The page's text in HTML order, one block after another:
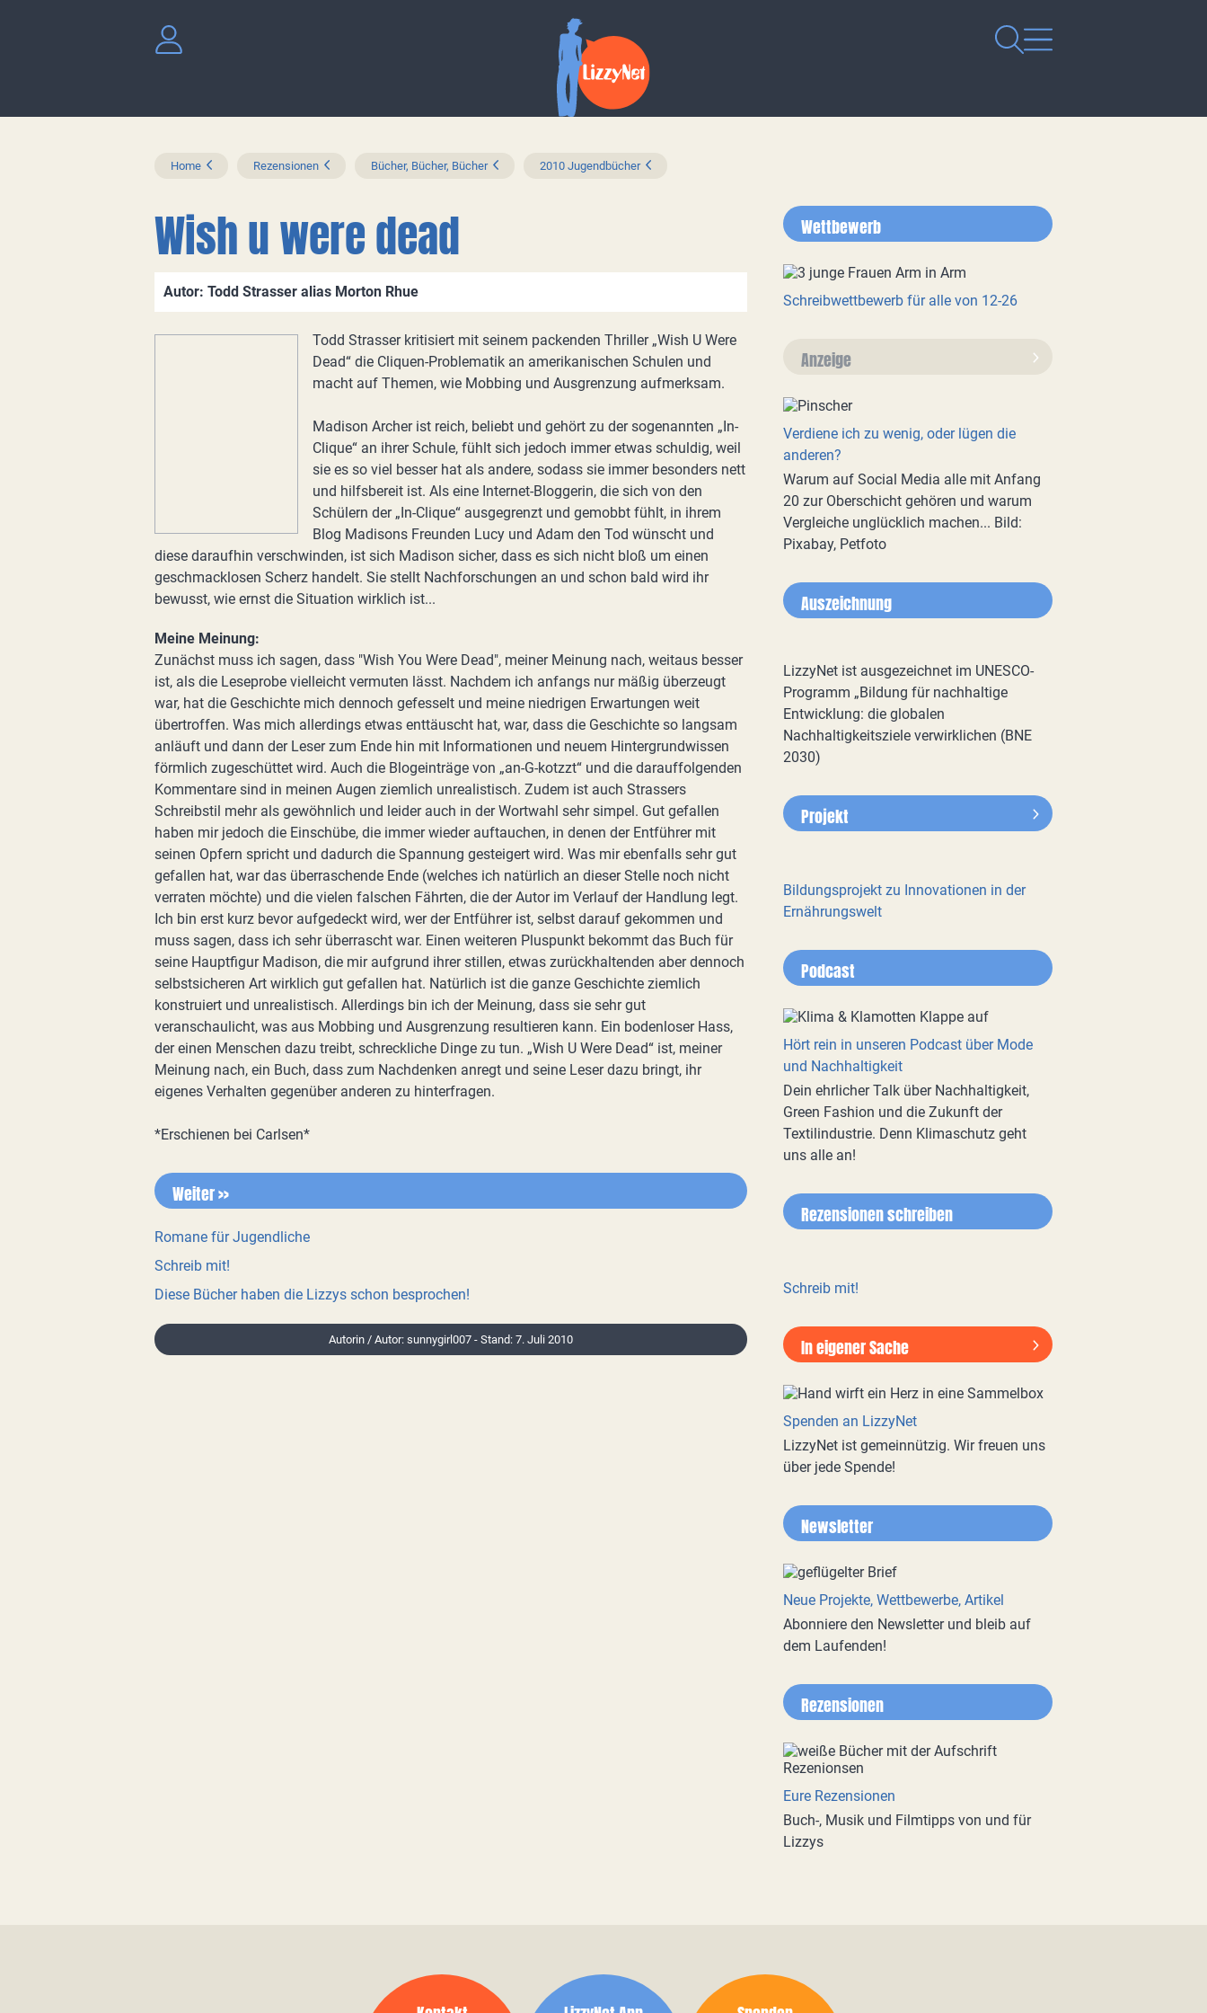
Home Rezensionen Bücher, Bücher, Bücher 2010 Jugendbücher
Wish u were dead
Autor: Todd Strasser alias Morton Rhue
Todd Strasser kritisiert mit seinem packenden Thriller „Wish U Were
Dead“ die Cliquen-Problematik an amerikanischen Schulen und
macht auf Themen, wie Mobbing und Ausgrenzung aufmerksam.
Madison Archer ist reich, beliebt und gehört zu der sogenannten „In-
Clique“ an ihrer Schule, fühlt sich jedoch immer etwas schuldig, weil
sie es so viel besser hat als andere, sodass sie immer besonders nett
und hilfsbereit ist. Als eine Internet-Bloggerin, die sich von den
Schülern der „In-Clique“ ausgegrenzt und gemobbt fühlt, in ihrem
Blog Madisons Freunden Lucy und Adam den Tod wünscht und
diese daraufhin verschwinden, ist sich Madison sicher, dass es sich nicht bloß um einen
geschmacklosen Scherz handelt. Sie stellt Nachforschungen an und schon bald wird ihr
bewusst, wie ernst die Situation wirklich ist...
Meine Meinung:
Zunächst muss ich sagen, dass "Wish You Were Dead", meiner Meinung nach, weitaus besser
ist, als die Leseprobe vielleicht vermuten lässt. Nachdem ich anfangs nur mäßig überzeugt
war, hat die Geschichte mich dennoch gefesselt und meine niedrigen Erwartungen weit
übertroffen. Was mich allerdings etwas enttäuscht hat, war, dass die Geschichte so langsam
anläuft und dann der Leser zum Ende hin mit Informationen und neuem Hintergrundwissen
förmlich zugeschüttet wird. Auch die Blogeinträge von „an-G-kotzzt“ und die darauffolgenden
Kommentare sind in meinen Augen ziemlich unrealistisch. Zudem ist auch Strassers
Schreibstil mehr als gewöhnlich und leider auch in der Wortwahl sehr simpel. Gut gefallen
haben mir jedoch die Einschübe, die immer wieder auftauchen, in denen der Entführer mit
seinen Opfern spricht und dadurch die Spannung gesteigert wird. Was mir ebenfalls sehr gut
gefallen hat, war das überraschende Ende (welches ich natürlich an dieser Stelle noch nicht
verraten möchte) und die vielen falschen Fährten, die der Autor im Verlauf der Handlung legt.
Ich bin erst kurz bevor aufgedeckt wird, wer der Entführer ist, selbst darauf gekommen und
muss sagen, dass ich sehr überrascht war. Einen weiteren Pluspunkt bekommt das Buch für
seine Hauptfigur Madison, die mir aufgrund ihrer stillen, etwas zurückhaltenden aber dennoch
selbstsicheren Art wirklich gut gefallen hat. Natürlich ist die ganze Geschichte ziemlich
konstruiert und unrealistisch. Allerdings bin ich der Meinung, dass sie sehr gut
veranschaulicht, was aus Mobbing und Ausgrenzung resultieren kann. Ein bodenloser Hass,
der einen Menschen dazu treibt, schreckliche Dinge zu tun. „Wish U Were Dead“ ist, meiner
Meinung nach, ein Buch, dass zum Nachdenken anregt und seine Leser dazu bringt, ihr
eigenes Verhalten gegenüber anderen zu hinterfragen.
*Erschienen bei Carlsen*
Weiter >>
Romane für Jugendliche
Schreib mit!
Diese Bücher haben die Lizzys schon besprochen!
Autorin / Autor: sunnygirl007 - Stand: 7. Juli 2010
Wettbewerb
Schreibwettbewerb für alle von 12-26
Anzeige
Verdiene ich zu wenig, oder lügen die
anderen?
Warum auf Social Media alle mit Anfang
20 zur Oberschicht gehören und warum
Vergleiche unglücklich machen... Bild:
Pixabay, Petfoto
Auszeichnung
LizzyNet ist ausgezeichnet im UNESCO-
Programm „Bildung für nachhaltige
Entwicklung: die globalen
Nachhaltigkeitsziele verwirklichen (BNE
2030)
Projekt
Bildungsprojekt zu Innovationen in der
Ernährungswelt
Podcast
Hört rein in unseren Podcast über Mode
und Nachhaltigkeit
Dein ehrlicher Talk über Nachhaltigkeit,
Green Fashion und die Zukunft der
Textilindustrie. Denn Klimaschutz geht
uns alle an!
Rezensionen schreiben
Schreib mit!
In eigener Sache
Spenden an LizzyNet
LizzyNet ist gemeinnützig. Wir freuen uns
über jede Spende!
Newsletter
Neue Projekte, Wettbewerbe, Artikel
Abonniere den Newsletter und bleib auf
dem Laufenden!
Rezensionen
Eure Rezensionen
Buch-, Musik und Filmtipps von und für
Lizzys